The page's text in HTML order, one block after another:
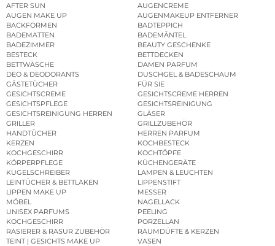
AFTER SUN
AUGENCREME
AUGEN MAKE UP
AUGENMAKEUP ENTFERNER
BACKFORMEN
BADTEPPICH
BADEMATTEN
BADEMÄNTEL
BADEZIMMER
BEAUTY GESCHENKE
BESTECK
BETTDECKEN
BETTWÄSCHE
DAMEN PARFUM
DEO & DEODORANTS
DUSCHGEL & BADESCHAUM
GÄSTETÜCHER
FÜR SIE
GESICHTSCREME
GESICHTSCREME HERREN
GESICHTSPFLEGE
GESICHTSREINIGUNG
GESICHTSREINIGUNG HERREN
GLÄSER
GRILLER
GRILLZUBEHÖR
HANDTÜCHER
HERREN PARFUM
KERZEN
KOCHBESTECK
KOCHGESCHIRR
KOCHTÖPFE
KÖRPERPFLEGE
KÜCHENGERÄTE
KUGELSCHREIBER
LAMPEN & LEUCHTEN
LEINTÜCHER & BETTLAKEN
LIPPENSTIFT
LIPPEN MAKE UP
MESSER
MÖBEL
NAGELLACK
UNISEX PARFUMS
PEELING
KOCHGESCHIRR
PORZELLAN
RASIERER & RASUR ZUBEHÖR
RAUMDÜFTE & KERZEN
TEINT | GESICHTS MAKE UP
VASEN